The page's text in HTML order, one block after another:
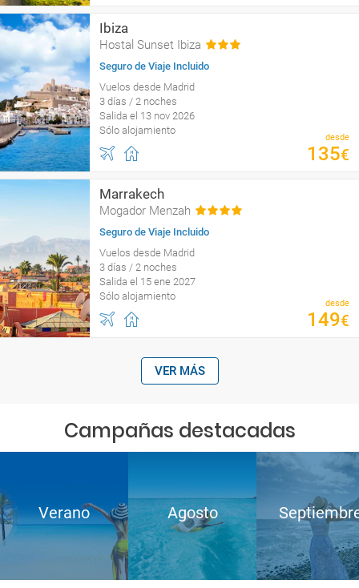
Ibiza
Hostal Sunset Ibiza
Seguro de Viaje Incluido
Vuelos desde Madrid
3 días / 2 noches
Salida el 13 nov 2026
Sólo alojamiento
desde
135€
Marrakech
Mogador Menzah
Seguro de Viaje Incluido
Vuelos desde Madrid
3 días / 2 noches
Salida el 15 ene 2027
Sólo alojamiento
desde
149€
VER MÁS
Campañas destacadas
Verano Agosto